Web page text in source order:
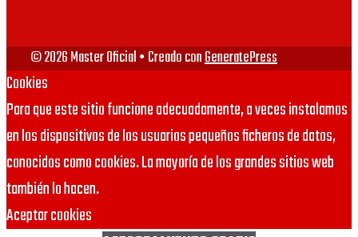
© 2026 Master Oficial• Creado conGeneratePress
Cookies
Para que este sitio funcione adecuadamente, a veces instalamos
en los dispositivos de los usuarios pequeños ficheros de datos,
conocidos como cookies. La mayoría de los grandes sitios web
también lo hacen.
Aceptar cookies